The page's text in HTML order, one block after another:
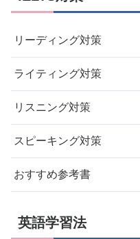
リーディング対策
ライティング対策
リスニング対策
スピーキング対策
おすすめ参考書
英語学習法